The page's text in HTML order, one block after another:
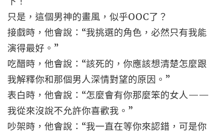
只是，這個男神的畫風，似乎OOC了？
接戲時，他會說：“我挑選的角色，必然只有我能
演得最好。”
吃醋時，他會說：“該死的，你應該想清楚怎麼跟
我解釋你和那個男人深情對望的原因。”
表白時，他會說：“怎麼會有你那麼笨的女人——
我從來沒說不允許你喜歡我。”
吵架時，他會說：“我一直在等你來認錯，可是你